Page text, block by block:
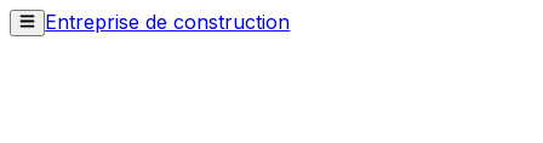
Entreprise de construction